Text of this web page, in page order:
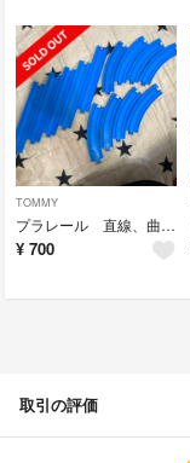
TOMMY
プラレール 直線、曲線レール
¥ 700
取引の評価